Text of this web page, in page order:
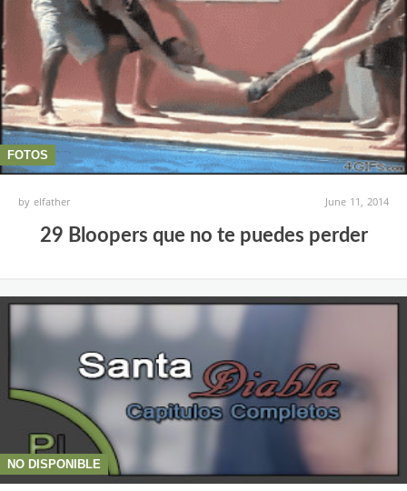
FOTOS
byelfather June 11, 2014
29 Bloopers que no te puedes perder
NO DISPONIBLE